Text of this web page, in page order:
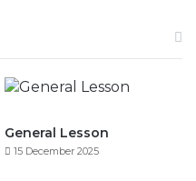
General Lesson
15 December 2025